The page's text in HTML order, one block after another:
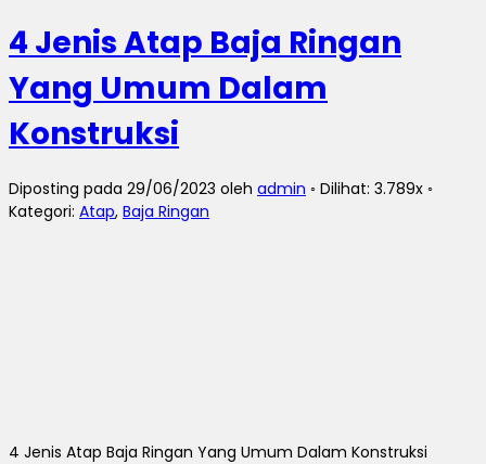
4 Jenis Atap Baja Ringan
Yang Umum Dalam
Konstruksi
Diposting pada 29/06/2023 oleh admin ◦ Dilihat: 3.789x ◦
Kategori: Atap, Baja Ringan
4 Jenis Atap Baja Ringan Yang Umum Dalam Konstruksi